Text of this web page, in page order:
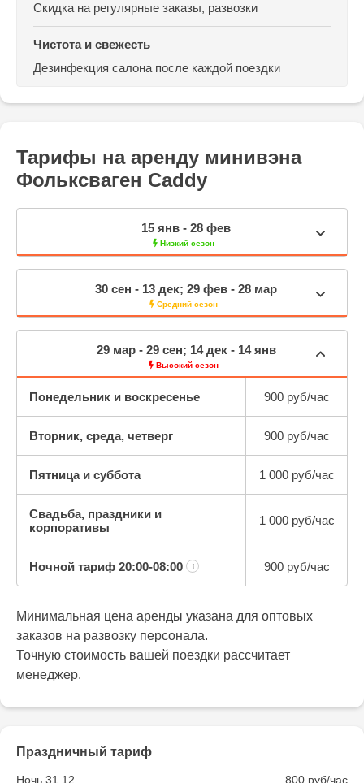
Скидка на регулярные заказы, развозки
Чистота и свежесть
Дезинфекция салона после каждой поездки
Тарифы на аренду минивэна
Фольксваген Caddy
15 янв - 28 фев
Низкий сезон
30 сен - 13 дек; 29 фев - 28 мар
Средний сезон
29 мар - 29 сен; 14 дек - 14 янв
Высокий сезон
Понедельник и воскресенье 900 руб/час
Вторник, среда, четверг 900 руб/час
Пятница и суббота 1 000 руб/час
Свадьба, праздники и
корпоративы
1 000 руб/час
Ночной тариф 20:00-08:00 ¡ 900 руб/час
Минимальная цена аренды указана для оптовых
заказов на развозку персонала.
Точную стоимость вашей поездки рассчитает
менеджер.
Праздничный тариф
Ночь 31.12 800 руб/час